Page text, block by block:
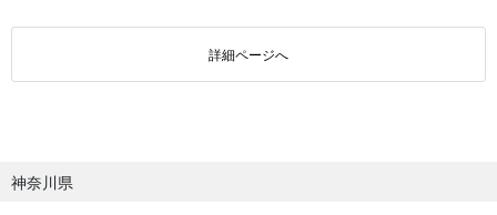
詳細ページへ
神奈川県